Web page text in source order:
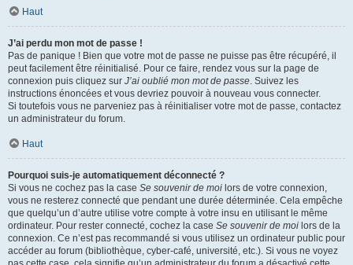
Haut
J’ai perdu mon mot de passe !
Pas de panique ! Bien que votre mot de passe ne puisse pas être récupéré, il
peut facilement être réinitialisé. Pour ce faire, rendez vous sur la page de
connexion puis cliquez sur J’ai oublié mon mot de passe. Suivez les
instructions énoncées et vous devriez pouvoir à nouveau vous connecter.
Si toutefois vous ne parveniez pas à réinitialiser votre mot de passe, contactez
un administrateur du forum.
Haut
Pourquoi suis-je automatiquement déconnecté ?
Si vous ne cochez pas la case Se souvenir de moi lors de votre connexion,
vous ne resterez connecté que pendant une durée déterminée. Cela empêche
que quelqu’un d’autre utilise votre compte à votre insu en utilisant le même
ordinateur. Pour rester connecté, cochez la case Se souvenir de moi lors de la
connexion. Ce n’est pas recommandé si vous utilisez un ordinateur public pour
accéder au forum (bibliothèque, cyber-café, université, etc.). Si vous ne voyez